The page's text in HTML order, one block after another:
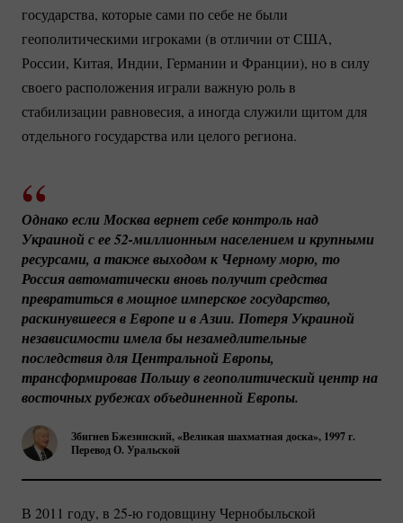
государства, которые сами по себе не были
геополитическими игроками (в отличии от США,
России, Китая, Индии, Германии и Франции), но в силу
своего расположения играли важную роль в
стабилизации равновесия, а иногда служили щитом для
отдельного государства или целого региона.
Збигнев Бжезинский, «Великая шахматная доска», 1997 г.
Перевод О. Уральской
Однако если Москва вернет себе контроль над
Украиной с ее 52-миллионным населением и крупными
ресурсами, а также выходом к Черному морю, то
Россия автоматически вновь получит средства
превратиться в мощное имперское государство,
раскинувшееся в Европе и в Азии. Потеря Украиной
независимости имела бы незамедлительные
последствия для Центральной Европы,
трансформировав Польшу в геополитический центр на
восточных рубежах объединенной Европы.
В 2011 году, в 25-ю годовщину Чернобыльской